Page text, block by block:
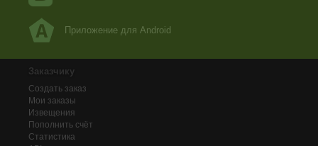
Приложение для Android
Заказчику
Создать заказ
Мои заказы
Извещения
Пополнить счёт
Статистика